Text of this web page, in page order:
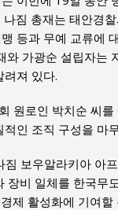
짐 총재는 태안경
등과 무예 교류에
와 가광순 설립자는
려져 있다.
원로인 박치순 씨
인 조직 구성을 마
짐 보우알라키아 아
장비 일체를 한국무
제 활성화에 기여